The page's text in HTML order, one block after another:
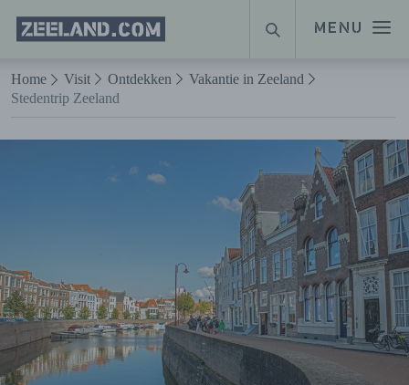
Naar hoofdinhoud
MENU
Homepage
Zeeland.com
ZOEKEN
Home Visit Ontdekken
Vakantie in Zeeland
Stedentrip Zeeland